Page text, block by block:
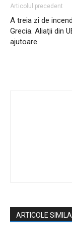
Articolul precedent
A treia zi de
Grecia. Aliaţii din
ajutoare
ARTICOLE